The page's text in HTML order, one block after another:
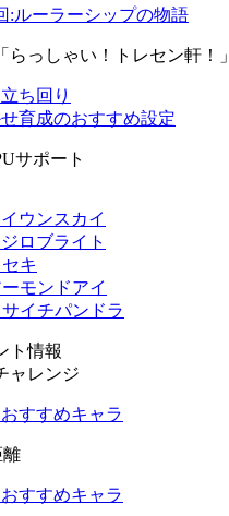
:ルーラーシップの物語
らっしゃい！トレセン軒！」
ち回り
育成のおすすめ設定
サポート
ウンスカイ
ロブライト
キ
ーモンドアイ
サイチパンドラ
ト情報
ャレンジ
すすめキャラ
離
すすめキャラ